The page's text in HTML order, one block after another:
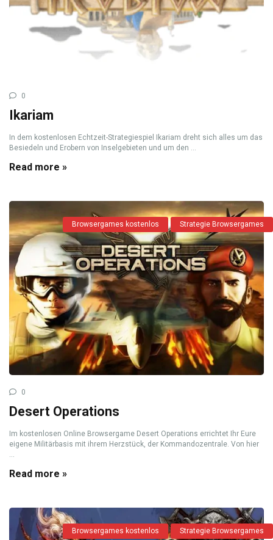
0
Ikariam
In dem kostenlosen Echtzeit-Strategiespiel Ikariam dreht sich alles um das
Besiedeln und Erobern von Inselgebieten und um den ...
Read more »
Browsergames kostenlos Strategie Browsergames
0
Desert Operations
Im kostenlosen Online Browsergame Desert Operations errichtet Ihr Eure
eigene Militärbasis mit ihrem Herzstück, der Kommandozentrale. Von hier
...
Read more »
Browsergames kostenlos Strategie Browsergames